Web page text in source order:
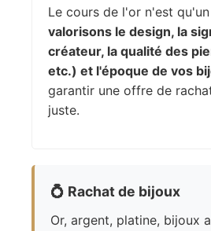
Le cours de l'or n'est
valorisons le design, la
créateur, la qualité des
etc.) et l'époque de vos
garantir une offre de
juste.
💍 Rachat de bijoux
Or, argent, platine, bijoux